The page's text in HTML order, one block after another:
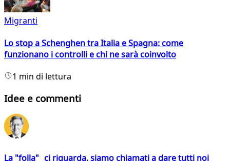
Migranti
Lo stop a Schenghen tra Italia e Spagna: come
funzionano i controlli e chi ne sarà coinvolto
1 min di lettura
Idee e commenti
La "folla" ci riguarda, siamo chiamati a dare tutti noi